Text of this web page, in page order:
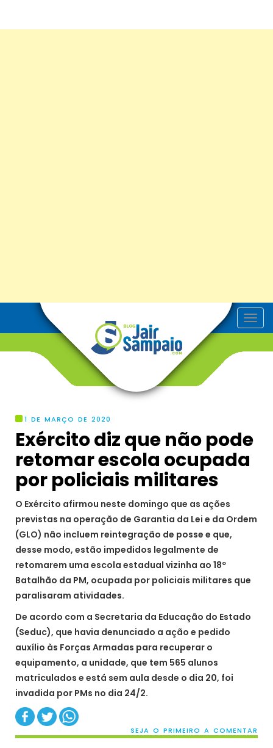
T
o
t
i
1 DE MARÇO DE 2020
Exército diz que não pode
retomar escola ocupada
por policiais militares
O Exército afirmou neste domingo que as ações
previstas na operação de Garantia da Lei e da Ordem
(GLO) não incluem reintegração de posse e que,
desse modo, estão impedidos legalmente de
retomarem uma escola estadual vizinha ao 18º
Batalhão da PM, ocupada por policiais militares que
paralisaram atividades.
De acordo com a Secretaria da Educação do Estado
(Seduc), que havia denunciado a ação e pedido
auxílio às Forças Armadas para recuperar o
equipamento, a unidade, que tem 565 alunos
matriculados e está sem aula desde o dia 20, foi
invadida por PMs no dia 24/2.
SEJA O PRIMEIRO A COMENTAR